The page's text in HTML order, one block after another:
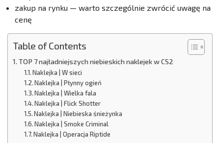
zakup na rynku — warto szczególnie zwrócić uwagę na
cenę
Table of Contents
TOP 7 najładniejszych niebieskich naklejek w CS2
Naklejka | W sieci
Naklejka | Płynny ogień
Naklejka | Wielka fala
Naklejka | Flick Shotter
Naklejka | Niebieska śnieżynka
Naklejka | Smoke Criminal
Naklejka | Operacja Riptide